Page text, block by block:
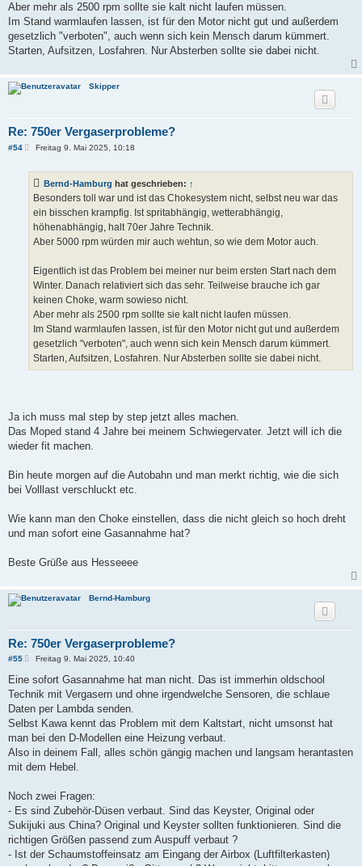
Aber mehr als 2500 rpm sollte sie kalt nicht laufen müssen.
Im Stand warmlaufen lassen, ist für den Motor nicht gut und außerdem
gesetzlich "verboten", auch wenn sich kein Mensch darum kümmert.
Starten, Aufsitzen, Losfahren. Nur Absterben sollte sie dabei nicht.
Skipper
Re: 750er Vergaserprobleme?
#54
B
r
a
Freitag 9. Mai 2025, 10:18
Bernd-Hamburg hat geschrieben: ↑
Besonders toll war und ist das Chokesystem nicht, selbst neu war das
ein bisschen krampfig. Ist spritabhängig, wetterabhängig,
höhenabhängig, halt 70er Jahre Technik.
Aber 5000 rpm würden mir auch wehtun, so wie dem Motor auch.
Eigentlich ist das Problem bei meiner nur beim ersten Start nach dem
Winter. Danach relativiert sich das sehr. Teilweise brauche ich gar
keinen Choke, warm sowieso nicht.
Aber mehr als 2500 rpm sollte sie kalt nicht laufen müssen.
Im Stand warmlaufen lassen, ist für den Motor nicht gut und außerdem
gesetzlich "verboten", auch wenn sich kein Mensch darum kümmert.
Starten, Aufsitzen, Losfahren. Nur Absterben sollte sie dabei nicht.
Ja ich muss mal step by step jetzt alles machen.
Das Moped stand 4 Jahre bei meinem Schwiegervater. Jetzt will ich die
wieder fit machen.
Bin heute morgen auf die Autobahn und man merkt richtig, wie die sich
bei Volllast verschluckt etc.
Wie kann man den Choke einstellen, dass die nicht gleich so hoch dreht
und man sofort eine Gasannahme hat?
Beste Grüße aus Hesseeee
Bernd-Hamburg
Re: 750er Vergaserprobleme?
#55
B
i
r
a
Freitag 9. Mai 2025, 10:40
Eine sofort Gasannahme hat man nicht. Das ist immerhin oldschool
Technik mit Vergasern und ohne irgendwelche Sensoren, die schlaue
Daten per Lambda senden.
Selbst Kawa kennt das Problem mit dem Kaltstart, nicht umsonst hat
man bei den D-Modellen eine Heizung verbaut.
Also in deinem Fall, alles schön gängig machen und langsam herantasten
mit dem Hebel.
Noch zwei Fragen:
- Es sind Zubehör-Düsen verbaut. Sind das Keyster, Original oder
Sukijuki aus China? Original und Keyster sollten funktionieren. Sind die
richtigen Größen passend zum Auspuff verbaut ?
- Ist der Schaumstoffeinsatz am Eingang der Airbox (Luftfilterkasten)